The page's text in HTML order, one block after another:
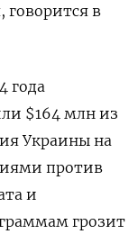
говорится в
года
$164 млн из
Украины на
против
и
грозит